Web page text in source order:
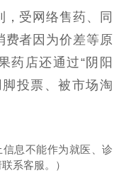
受网络售药、同
费者因为价差等原
药店还通过“阴阳
投票、被市场淘
信息不能作为就医、诊
系客服。）